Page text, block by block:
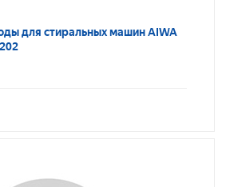
для стиральных машин AIWA